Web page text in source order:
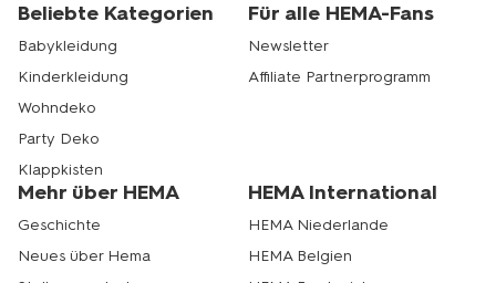
Beliebte Kategorien
Babykleidung
Kinderkleidung
Wohndeko
Party Deko
Klappkisten
Für alle HEMA-Fans
Newsletter
Affiliate Partnerprogramm
Mehr über HEMA
Geschichte
Neues über Hema
HEMA International
HEMA Niederlande
HEMA Belgien